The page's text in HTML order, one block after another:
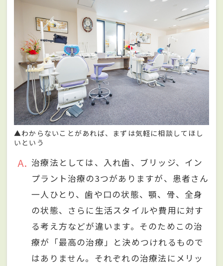
▲わからないことがあれば、まずは気軽に相談してほし
いという
A
治療法としては、入れ歯、ブリッジ、イン
プラント治療の3つがありますが、患者さん
一人ひとり、歯や口の状態、顎、骨、全身
の状態、さらに生活スタイルや費用に対す
る考え方などが違います。そのためこの治
療が「最高の治療」と決めつけれるもので
はありません。それぞれの治療法にメリッ